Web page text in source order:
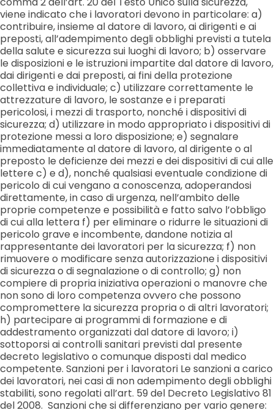
viene indicato che i lavoratori devono in particolare: a)
contribuire, insieme al datore di lavoro, ai dirigenti e ai
preposti, all’adempimento degli obblighi previsti a tutela
della salute e sicurezza sui luoghi di lavoro; b) osservare
le disposizioni e le istruzioni impartite dal datore di lavoro,
dai dirigenti e dai preposti, ai fini della protezione
collettiva e individuale; c) utilizzare correttamente le
attrezzature di lavoro, le sostanze e i preparati
pericolosi, i mezzi di trasporto, nonché i dispositivi di
sicurezza; d) utilizzare in modo appropriato i dispositivi di
protezione messi a loro disposizione; e) segnalare
immediatamente al datore di lavoro, al dirigente o al
preposto le deficienze dei mezzi e dei dispositivi di cui alle
lettere c) e d), nonché qualsiasi eventuale condizione di
pericolo di cui vengano a conoscenza, adoperandosi
direttamente, in caso di urgenza, nell’ambito delle
proprie competenze e possibilità e fatto salvo l’obbligo
di cui alla lettera f) per eliminare o ridurre le situazioni di
pericolo grave e incombente, dandone notizia al
rappresentante dei lavoratori per la sicurezza; f) non
rimuovere o modificare senza autorizzazione i dispositivi
di sicurezza o di segnalazione o di controllo; g) non
compiere di propria iniziativa operazioni o manovre che
non sono di loro competenza ovvero che possono
compromettere la sicurezza propria o di altri lavoratori;
h) partecipare ai programmi di formazione e di
addestramento organizzati dal datore di lavoro; i)
sottoporsi ai controlli sanitari previsti dal presente
decreto legislativo o comunque disposti dal medico
competente. Sanzioni per i lavoratori Le sanzioni a carico
dei lavoratori, nei casi di non adempimento degli obblighi
stabiliti, sono regolati all’art. 59 del Decreto Legislativo 81
del 2008. Sanzioni che si differenziano per vario genere: